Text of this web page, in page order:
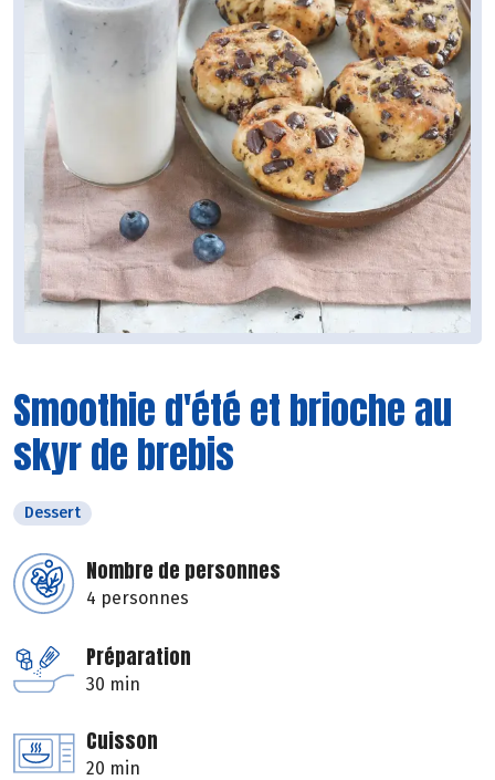
Smoothie d'été et brioche au
skyr de brebis
Dessert
Nombre de personnes
4 personnes
Préparation
30 min
Cuisson
20 min